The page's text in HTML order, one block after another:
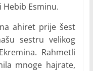
Esminu.
ahiret prije šest
sestru velikog
Rahmetli
mnoge hajrate,